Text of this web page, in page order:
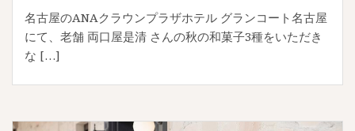
名古屋のANAクラウンプラザホテル グランコート名古屋
にて、老舗 両口屋是清 さんの秋の和菓子3種をいただき
な […]